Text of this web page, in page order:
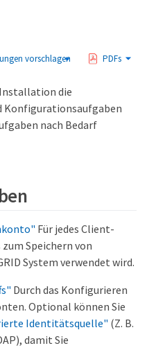
vorschlagen PDFs
Installation die
nach Bedarf
Für jedes Client-
Speichern von
System verwendet wird.
Durch das Konfigurieren
Optional können Sie
Identitätsquelle" (Z. B.
damit Sie